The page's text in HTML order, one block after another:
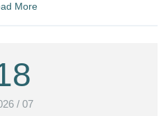
More
/ 07